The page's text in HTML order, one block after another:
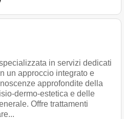
in servizi dedicati
un approccio integrato e
approfondite della
dermo-estetica e delle
Offre trattamenti